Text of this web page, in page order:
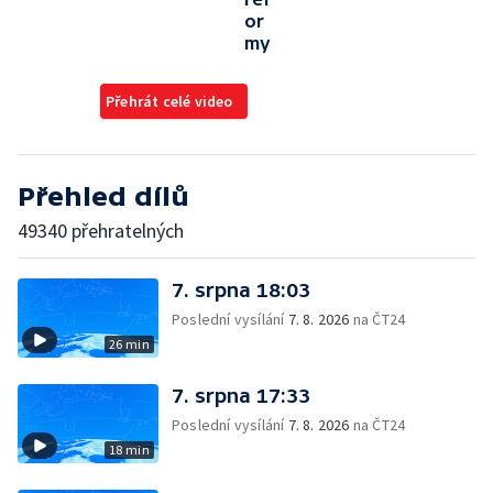
or
my
Přehrát celé video
Přehled dílů
49340 přehratelných
26 min
7. srpna 18:03
Poslední vysílání 7. 8. 2026 na ČT24
18 min
7. srpna 17:33
Poslední vysílání 7. 8. 2026 na ČT24